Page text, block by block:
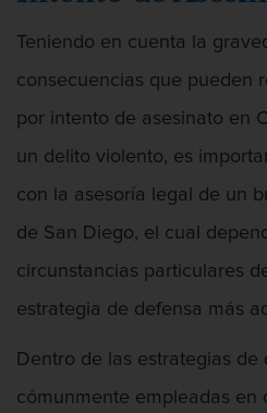
Teniendo en cuenta la
consecuencias que pueden
por intento de asesinato en
un delito violento, es
con la asesoría legal de un
de San Diego, el cual
circunstancias particulares
estrategia de defensa más
Dentro de las estrategias de
cómunmente empleadas en